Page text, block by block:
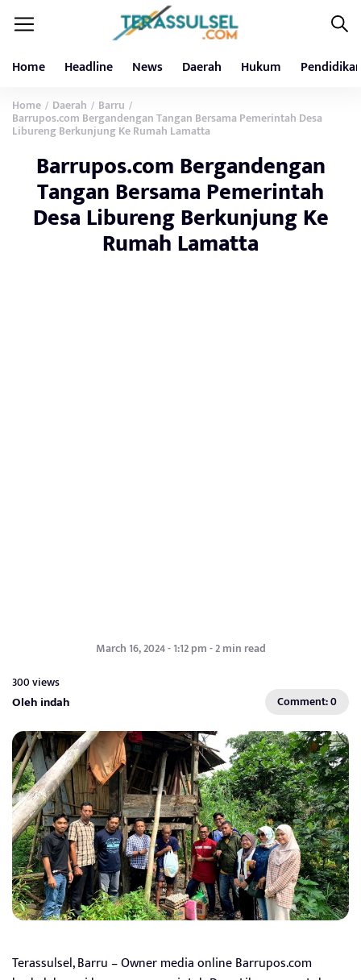
Home Headline News Daerah Hukum
Home / Daerah / Barru /
Barrupos.com Bergandengan Tangan Bersama Pemerintah Desa
Libureng Berkunjung Ke Rumah Lamatta
Barrupos.com Bergandengan
Tangan Bersama Pemerintah
Desa Libureng Berkunjung Ke
Rumah Lamatta
March 16, 2024 - 1:12 pm - 2 min read
300 views
Oleh indah Comment: 0
Terassulsel, Barru – Owner media online Barrupos.com